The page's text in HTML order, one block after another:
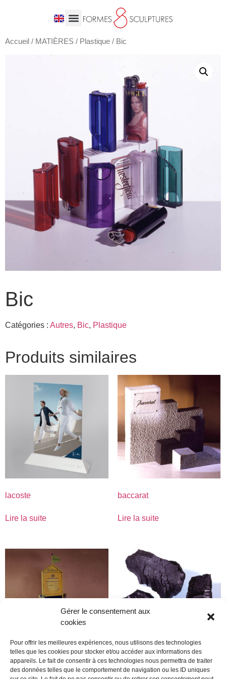
Gérer le consentement aux
cookies
Pour offrir les meilleures expériences, nous utilisons des technologies
telles que les cookies pour stocker et/ou accéder aux informations des
appareils. Le fait de consentir à ces technologies nous permettra de traiter
des données telles que le comportement de navigation ou les ID uniques
Accueil / MATIÈRES / Plastique / Bic
Bic
Catégories : Autres, Bic, Plastique
Produits similaires
lacoste
Lire la suite
baccarat
Lire la suite
jacob delafond Alcatel